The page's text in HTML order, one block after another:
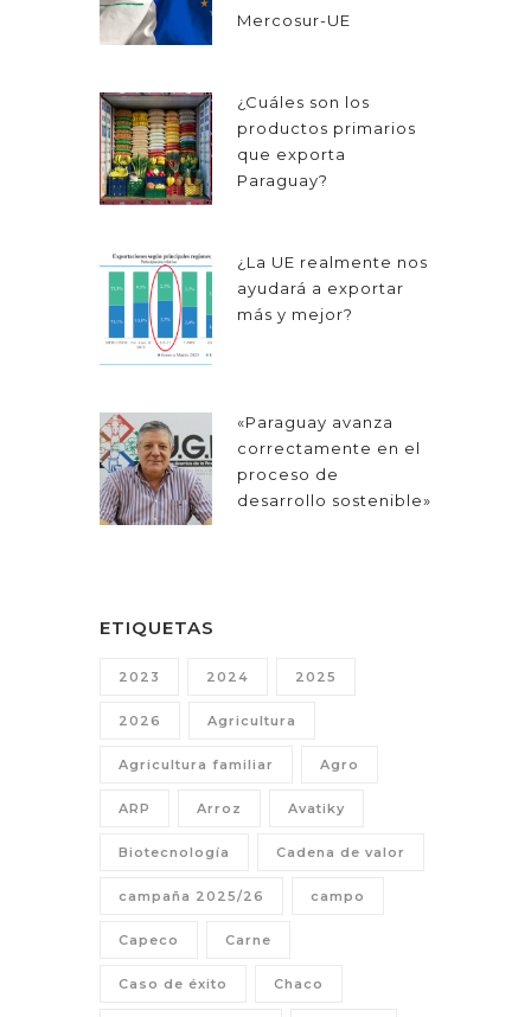
Mercosur-UE
¿Cuáles son los
productos primarios
que exporta
Paraguay?
¿La UE realmente nos
ayudará a exportar
más y mejor?
«Paraguay avanza
correctamente en el
proceso de
desarrollo sostenible»
ETIQUETAS
2023 2024 2025
2026 Agricultura
Agricultura familiar Agro
ARP Arroz Avatiky
Biotecnología Cadena de valor
campaña 2025/26 campo
Capeco Carne
Caso de éxito Chaco